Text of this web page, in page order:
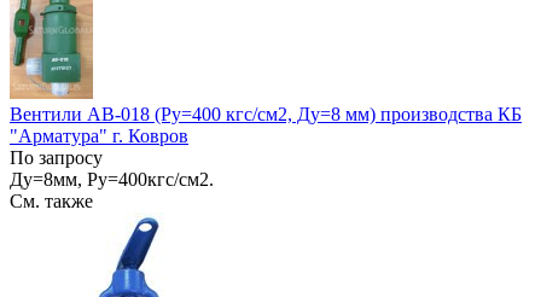
Вентили АВ-018 (Ру=400 кгс/см2, Ду=8 мм) производства КБ
"Арматура" г. Ковров
По запросу
Ду=8мм, Ру=400кгс/см2.
См. также